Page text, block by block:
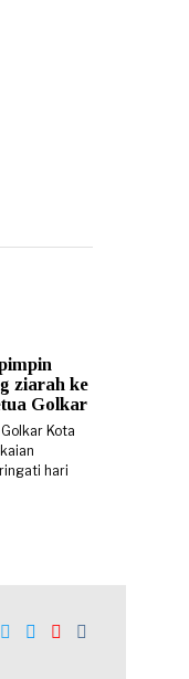
ziarah ke
Golkar
Kota
hari